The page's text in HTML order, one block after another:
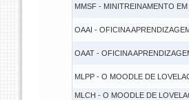
MMSF - MINITREINAMENTO
OAAI - OFICINA
OAAT - OFICINA
MLPP - O MOODLE DE
MLCH - O MOODLE DE